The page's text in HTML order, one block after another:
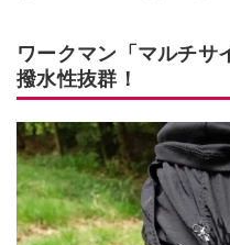
ワークマン「マルチサ
撥水性抜群！